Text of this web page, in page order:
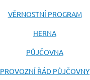
VĚRNOSTNÍ PROGRAM
HERNA
PŮJČOVNA
PROVOZNÍ ŘÁD PŮJČOVNY